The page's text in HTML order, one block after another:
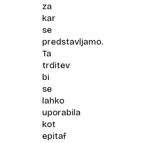
za
kar
se
predstavljamo.
Ta
trditev
bi
se
lahko
uporabila
kot
epitaf